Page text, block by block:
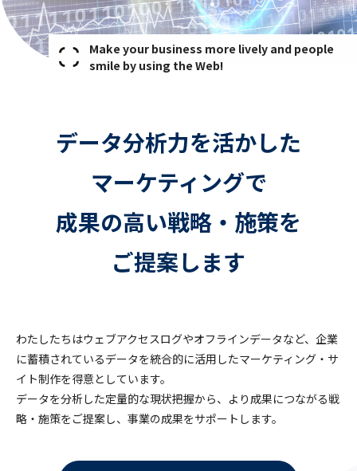
Make your business more lively and people
smile by using the Web!
データ分析力を活かした
マーケティングで
成果の高い戦略・施策を
ご提案します
わたしたちはウェブアクセスログやオフラインデータなど、企業
に蓄積されているデータを統合的に活用したマーケティング・サ
イト制作を得意としています。
データを分析した定量的な現状把握から、より成果につながる戦
略・施策をご提案し、事業の成果をサポートします。